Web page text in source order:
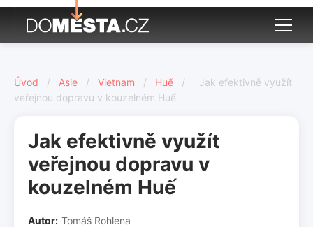
Úvod / Asie / Vietnam / Huế /
Jak efektivně využít
veřejnou dopravu v kouzelném Huế
Jak efektivně využít
veřejnou dopravu v
kouzelném Huế
Autor: Tomáš Rohlena